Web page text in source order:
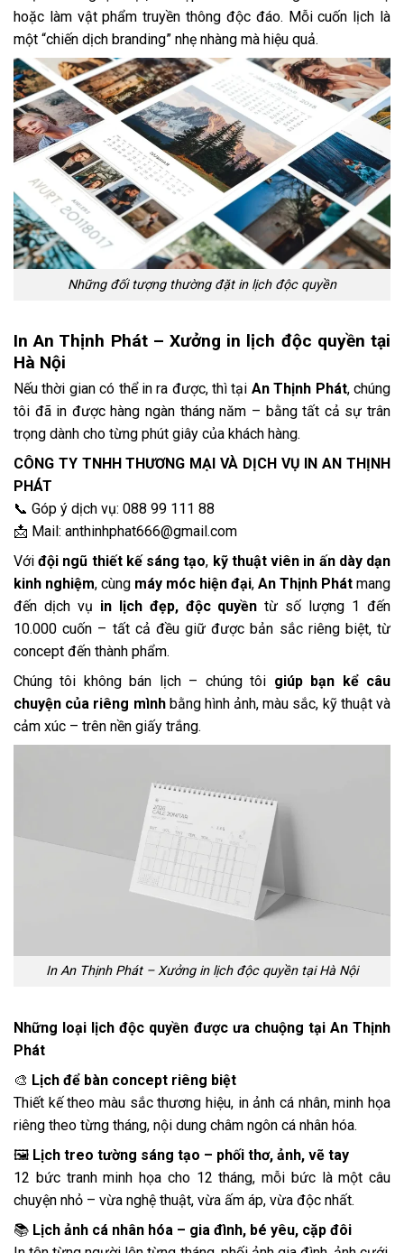
hoặc làm vật phẩm truyền thông độc đáo. Mỗi cuốn lịch là
một “chiến dịch branding” nhẹ nhàng mà hiệu quả.
Những đối tượng thường đặt in lịch độc quyền
In An Thịnh Phát – Xưởng in lịch độc quyền tại
Hà Nội
Nếu thời gian có thể in ra được, thì tại An Thịnh Phát, chúng
tôi đã in được hàng ngàn tháng năm – bằng tất cả sự trân
trọng dành cho từng phút giây của khách hàng.
CÔNG TY TNHH THƯƠNG MẠI VÀ DỊCH VỤ IN AN THỊNH
PHÁT
📞 Góp ý dịch vụ: 088 99 111 88
📩 Mail: anthinhphat666@gmail.com
Vớiđội ngũ thiết kế sáng tạo, kỹ thuật viên in ấn dày dạn
kinh nghiệm, cùng máy móc hiện đại, An Thịnh Phát mang
đến dịch vụ in lịch đẹp, độc quyền từ số lượng 1 đến
10.000 cuốn – tất cả đều giữ được bản sắc riêng biệt, từ
concept đến thành phẩm.
Chúng tôi không bán lịch – chúng tôi giúp bạn kể câu
chuyện của riêng mìnhbằng hình ảnh, màu sắc, kỹ thuật và
cảm xúc – trên nền giấy trắng.
In An Thịnh Phát – Xưởng in lịch độc quyền tại Hà Nội
Những loại lịch độc quyền được ưa chuộng tại An Thịnh
Phát
🎨 Lịch để bàn concept riêng biệt
Thiết kế theo màu sắc thương hiệu, in ảnh cá nhân, minh họa
riêng theo từng tháng, nội dung châm ngôn cá nhân hóa.
🖼️ Lịch treo tường sáng tạo – phối thơ, ảnh, vẽ tay
12 bức tranh minh họa cho 12 tháng, mỗi bức là một câu
chuyện nhỏ – vừa nghệ thuật, vừa ấm áp, vừa độc nhất.
📚 Lịch ảnh cá nhân hóa – gia đình, bé yêu, cặp đôi